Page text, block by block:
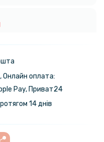
Pro для OnePlus 13
Онлайн оплата:
Pay, Приват24
14 днів